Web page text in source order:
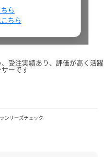
東京都
受注実績あり、評価が高く活躍
ーです
ランサーズチェック
ら
ちら